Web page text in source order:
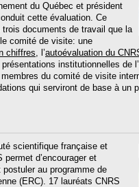
du Québec et président
cette évaluation. Ce
documents de travail que la
comité de visite: une
chiffres, l’autoévaluation du
institutionnelles de
du comité de visite
qui serviront de base à un
scientifique française et
d’encourager et
au programme de
(ERC). 17 lauréats CNRS